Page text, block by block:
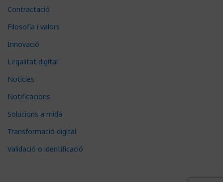
Contractació
Filosofia i valors
Innovació
Legalitat digital
Notícies
Notificacions
Solucions a mida
Transformació digital
Validació o identificació